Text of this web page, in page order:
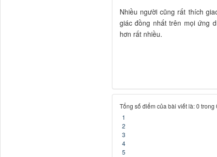
Nhiều người cũng rất thích
giác đồng nhất trên mọi ứng
hơn rất nhiều.
Tổng số điểm của bài viết là: 0 trong
1
2
3
4
5